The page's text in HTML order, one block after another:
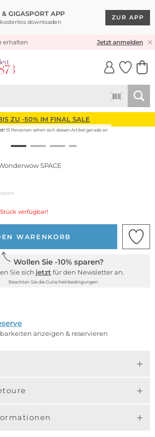
& GIGASPORT APP
downloaden
ZUR APP
VERSAND* & RÜCKVERSAND
erhalten Jetzt anmelden
&
ZU -50% IM FINAL SALE
15 Personen sehen sich diesen Artikel gerade an
SPACE
verfügbar!
WARENKORB
Wollen Sie -10% sparen?
Sie sich jetzt für den Newsletter an.
Beachten Sie die Gutscheinbedingungen.
anzeigen & reservieren